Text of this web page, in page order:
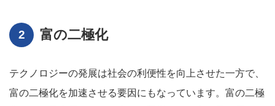
富の二極化
テクノロジーの発展は社会の利便性を向上させた一方で、
富の二極化を加速させる要因にもなっています。富の二極